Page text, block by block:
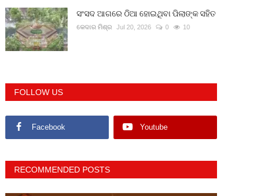
ସଂସଦ ଆଗରେ ଠିଆ ହୋଇଥିବା ପିଲାଙ୍କ ସହିତ
କେଦାର ମିଶ୍ର Jul 20, 2026 0 10
FOLLOW US
Facebook Youtube
RECOMMENDED POSTS